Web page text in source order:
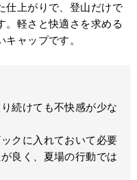
仕上がりで、登山だけで
。軽さと快適さを求める
ャップです。
続けても不快感が少な
クに入れておいて必要
良く、夏場の行動では